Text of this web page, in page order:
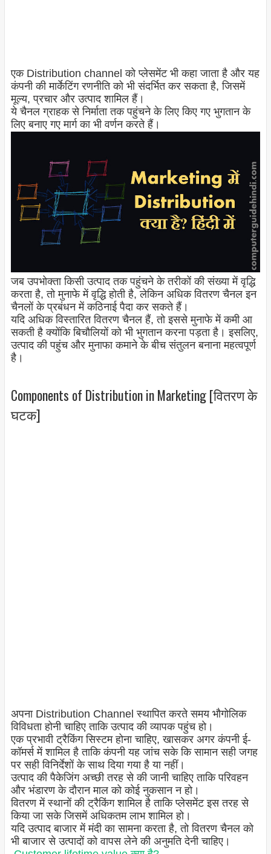
एक Distribution channel को प्लेसमेंट भी कहा जाता है और यह
कंपनी की मार्केटिंग रणनीति को भी संदर्भित कर सकता है, जिसमें
मूल्य, प्रचार और उत्पाद शामिल हैं।
ये चैनल ग्राहक से निर्माता तक पहुंचने के लिए किए गए भुगतान के
लिए बनाए गए मार्ग का भी वर्णन करते हैं।
जब उपभोक्ता किसी उत्पाद तक पहुंचने के तरीकों की संख्या में वृद्धि
करता है, तो मुनाफे में वृद्धि होती है, लेकिन अधिक वितरण चैनल इन
चैनलों के प्रबंधन में कठिनाई पैदा कर सकते हैं।
यदि अधिक विस्तारित वितरण चैनल हैं, तो इससे मुनाफे में कमी आ
सकती है क्योंकि बिचौलियों को भी भुगतान करना पड़ता है। इसलिए,
उत्पाद की पहुंच और मुनाफा कमाने के बीच संतुलन बनाना महत्वपूर्ण
है।
Components of Distribution in Marketing [वितरण के
घटक]
अपना Distribution Channel स्थापित करते समय भौगोलिक
विविधता होनी चाहिए ताकि उत्पाद की व्यापक पहुंच हो।
एक प्रभावी ट्रैकिंग सिस्टम होना चाहिए, खासकर अगर कंपनी ई-
कॉमर्स में शामिल है ताकि कंपनी यह जांच सके कि सामान सही जगह
पर सही विनिर्देशों के साथ दिया गया है या नहीं।
उत्पाद की पैकेजिंग अच्छी तरह से की जानी चाहिए ताकि परिवहन
और भंडारण के दौरान माल को कोई नुकसान न हो।
वितरण में स्थानों की ट्रैकिंग शामिल है ताकि प्लेसमेंट इस तरह से
किया जा सके जिसमें अधिकतम लाभ शामिल हो।
यदि उत्पाद बाजार में मंदी का सामना करता है, तो वितरण चैनल को
भी बाजार से उत्पादों को वापस लेने की अनुमति देनी चाहिए।